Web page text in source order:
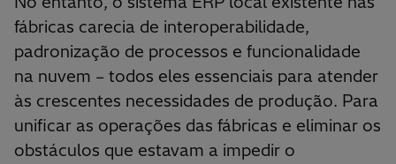
fábricas carecia de interoperabilidade,
padronização de processos e funcionalidade
na nuvem – todos eles essenciais para atender
às crescentes necessidades de produção. Para
unificar as operações das fábricas e eliminar os
obstáculos que estavam a impedir o